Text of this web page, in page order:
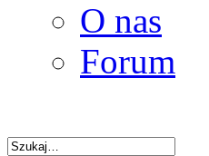
O nas
Forum